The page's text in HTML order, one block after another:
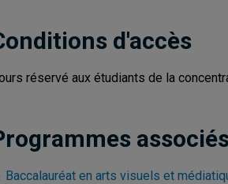
d'accès
réservé aux étudiants de la
Baccalauréat en arts visuels et